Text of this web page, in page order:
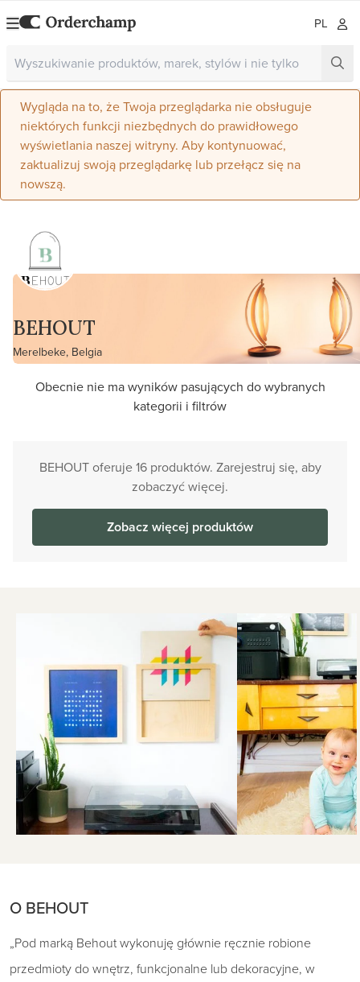
PL
Wygląda na to, że Twoja przeglądarka nie obsługuje
niektórych funkcji niezbędnych do prawidłowego
wyświetlania naszej witryny. Aby kontynuować,
zaktualizuj swoją przeglądarkę lub przełącz się na
nowszą.
BEHOUT
Merelbeke, Belgia
Obecnie nie ma wyników pasujących do wybranych
kategorii i filtrów
BEHOUT oferuje 16 produktów. Zarejestruj się, aby
zobaczyć więcej.
Zobacz więcej produktów
O BEHOUT
„Pod marką Behout wykonuję głównie ręcznie robione
przedmioty do wnętrz, funkcjonalne lub dekoracyjne, w